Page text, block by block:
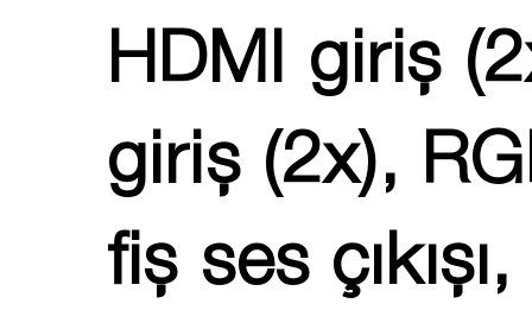
HDMI giriş
giriş (2x),
fiş ses